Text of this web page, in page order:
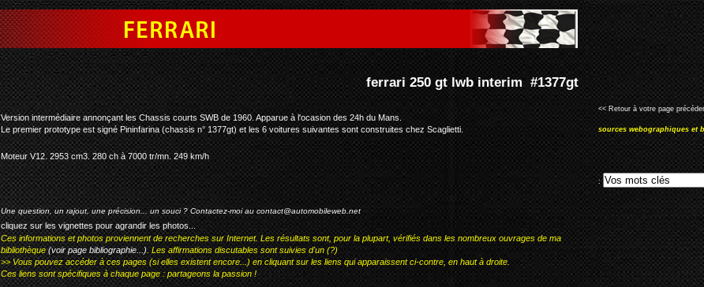
ferrari 250 gt lwb interim #1377gt
Version intermédiaire annonçant les Chassis courts SWB de 1960. Apparue à l'ocasion des 24h du Mans.
Le premier prototype est signé Pininfarina (chassis n° 1377gt) et les 6 voitures suivantes sont construites chez Scaglietti.
Moteur V12. 2953 cm3. 280 ch à 7000 tr/mn. 249 km/h
Une question, un rajout, une précision... un souci ? Contactez-moi aucontact@automobileweb.net
cliquez sur les vignettes pour agrandir les photos...
Ces informations et photos proviennent de recherches sur Internet. Les résultats sont, pour la plupart, vérifiés dans les nombreux ouvrages de ma
bibliothèque(voir page bibliographie...). Les affirmations discutables sont suivies d'un (?)
>> Vous pouvez accéder à ces pages (si elles existent encore...) en cliquant sur les liens qui apparaissent ci-contre, en haut à droite.
Ces liens sont spécifiques à chaque page : partageons la passion !
<< Retour à votre page
sources webographiques et
: